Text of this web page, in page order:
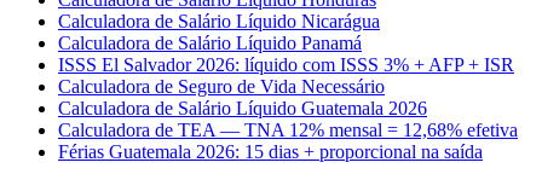
Calculadora de Salário Líquido Nicarágua
Calculadora de Salário Líquido Panamá
ISSS El Salvador 2026: líquido com ISSS 3% + AFP + ISR
Calculadora de Seguro de Vida Necessário
Calculadora de Salário Líquido Guatemala 2026
Calculadora de TEA — TNA 12% mensal = 12,68% efetiva
Férias Guatemala 2026: 15 dias + proporcional na saída